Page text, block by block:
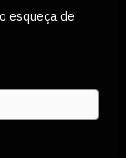
esqueça de